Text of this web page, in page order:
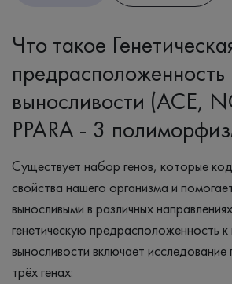
Что такое
предрасположенность
выносливости (ACE,
PPARA - 3
Существует набор генов, которые
свойства нашего организма и
выносливыми в различных
генетическую предрасположенность к
выносливости включает
трёх генах: